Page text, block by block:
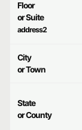
Floor
or Suite
address2
City
or Town
State
or County